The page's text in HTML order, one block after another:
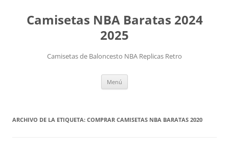
Camisetas NBA Baratas 2024
2025
Camisetas de Baloncesto NBA Replicas Retro
Menú
ARCHIVO DE LA ETIQUETA: COMPRAR CAMISETAS NBA BARATAS 2020